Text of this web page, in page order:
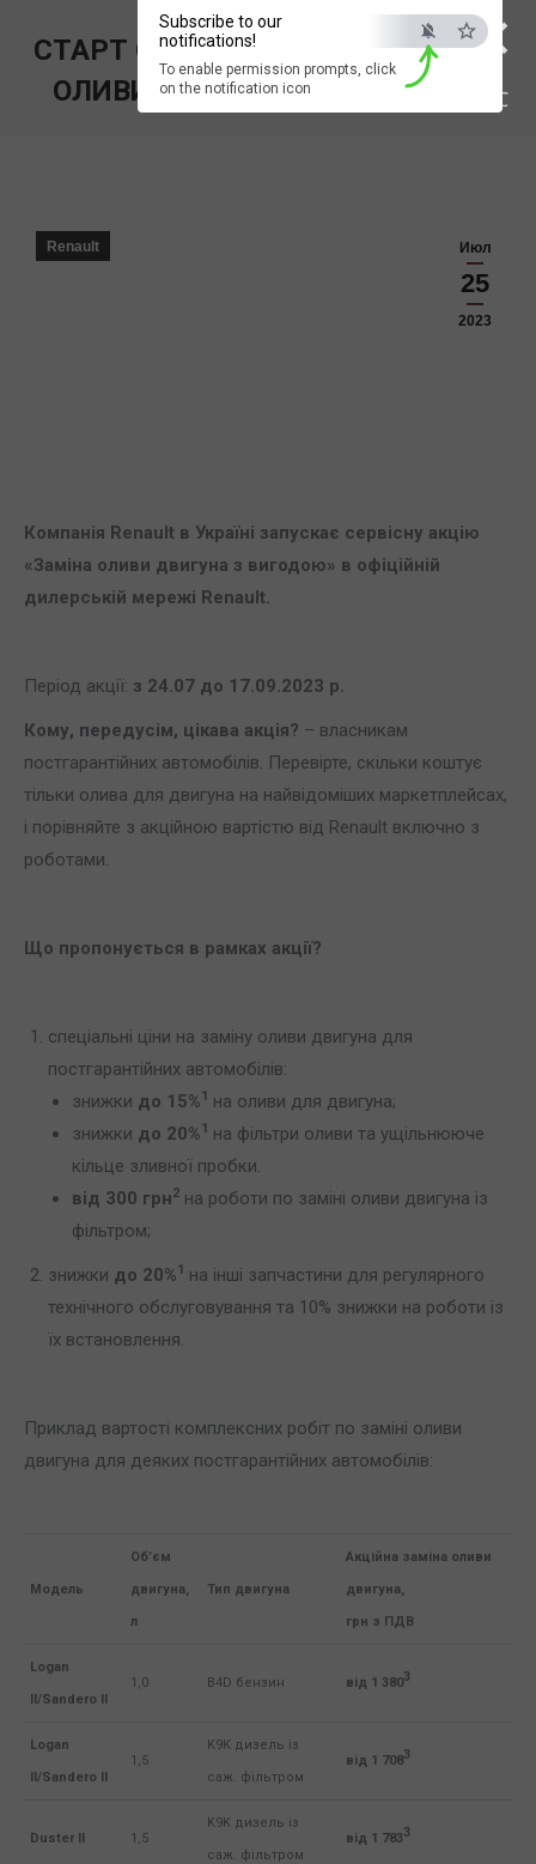
×
ESC
Subscribe to our
notifications!
To enable permission prompts, click
on the notification icon
СТАРТ СЕРВІСНОЇ АКЦІЇ «ЗАМІНА
ОЛИВИ ДВИГУНА З ВИГОДОЮ»
Июл
25
2023
Renault
Компанія Renault в Україні запускає сервісну акцію
«Заміна оливи двигуна з вигодою» в офіційній
дилерській мережі Renault.
Період акції: з 24.07 до 17.09.2023 р.
Кому, передусім, цікава акція? – власникам
постгарантійних автомобілів. Перевірте, скільки коштує
тільки олива для двигуна на найвідоміших маркетплейсах,
і порівняйте з акційною вартістю від Renault включно з
роботами.
Що пропонується в рамках акції?
спеціальні ціни на заміну оливи двигуна для
постгарантійних автомобілів:
знижки до 15%1
на оливи для двигуна;
знижки до 20%1
на фільтри оливи та ущільнююче
кільце зливної пробки.
від 300 грн2 на роботи по заміні оливи двигуна із
фільтром;
знижки до 20%1
на інші запчастини для регулярного
технічного обслуговування та 10% знижки на роботи із
їх встановлення.
Приклад вартості комплексних робіт по заміні оливи
двигуна для деяких постгарантійних автомобілів:
Модель
Об’єм
двигуна,
л
Тип двигуна
Акційна заміна оливи
двигуна,
грн з ПДВ
Logan
II/Sandero II
1,0 B4D бензин від 1 3803
Logan
II/Sandero II
1,5
K9K дизель із
саж. фільтром
від 1 7083
Duster II 1,5
K9K дизель із
саж. фільтром
від 1 7833